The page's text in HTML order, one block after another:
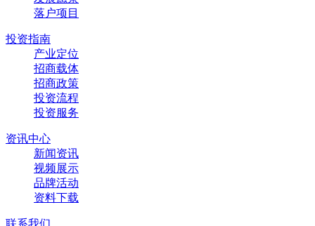
落户项目
投资指南
产业定位
招商载体
招商政策
投资流程
投资服务
资讯中心
新闻资讯
视频展示
品牌活动
资料下载
联系我们